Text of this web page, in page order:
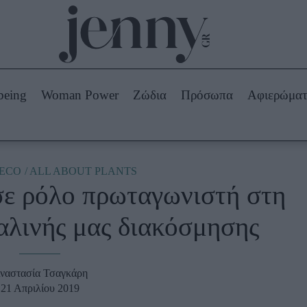
Beauty -
Ομορφιά
Skincare
Μακιγιάζ
Ζώδια
Woman Power Ζώδια Πρόσωπα
ALL ABOUT PLANTS
ρόλο πρωταγωνιστή στη
μας διακόσμησης
Τσαγκάρη
21 Απριλίου 2019